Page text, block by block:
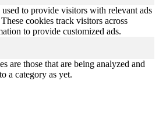
to provide visitors with relevant ads
cookies track visitors across
to provide customized ads.
are those that are being analyzed and
a category as yet.